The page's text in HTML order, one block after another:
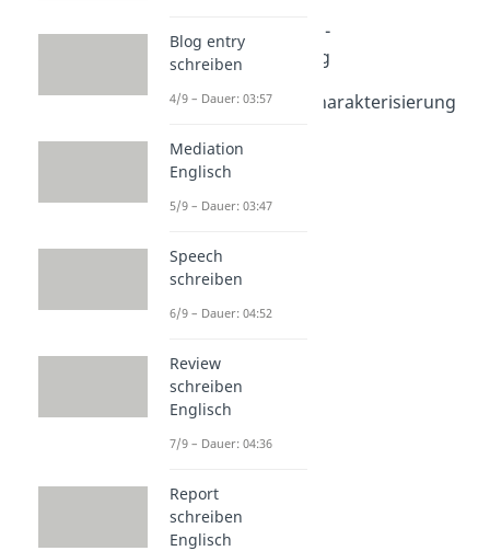
One of Us Is Lying -
Zusammenfassung
Coast to Coast - Charakterisierung
Dauer: 01:55
Blog entry
schreiben
4/9 – Dauer: 03:57
Mediation
Englisch
5/9 – Dauer: 03:47
Speech
schreiben
6/9 – Dauer: 04:52
Review
schreiben
Englisch
7/9 – Dauer: 04:36
Report
schreiben
Englisch